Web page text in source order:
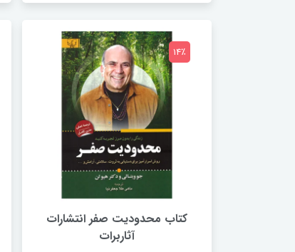
کتاب محدودیت صفر انتشارات
آثاربرات
14٪